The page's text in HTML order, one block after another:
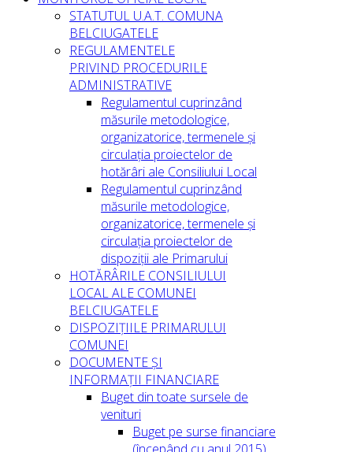
STATUTUL U.A.T. COMUNA
BELCIUGATELE
REGULAMENTELE
PRIVIND PROCEDURILE
ADMINISTRATIVE
Regulamentul cuprinzând
măsurile metodologice,
organizatorice, termenele și
circulația proiectelor de
hotărâri ale Consiliului Local
Regulamentul cuprinzând
măsurile metodologice,
organizatorice, termenele și
circulația proiectelor de
dispoziții ale Primarului
HOTĂRÂRILE CONSILIULUI
LOCAL ALE COMUNEI
BELCIUGATELE
DISPOZIȚIILE PRIMARULUI
COMUNEI
DOCUMENTE ȘI
INFORMAȚII FINANCIARE
Buget din toate sursele de
venituri
Buget pe surse financiare